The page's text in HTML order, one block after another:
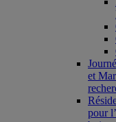
et
pour